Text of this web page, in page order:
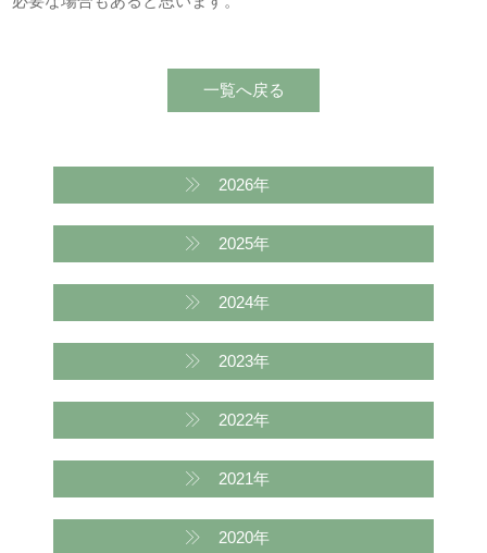
2026年
2025年
2024年
2023年
2022年
2021年
2020年